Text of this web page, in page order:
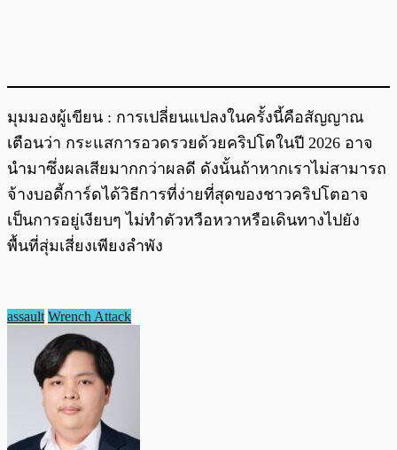
มุมมองผู้เขียน : การเปลี่ยนแปลงในครั้งนี้คือสัญญาณ
เตือนว่า กระแสการอวดรวยด้วยคริปโตในปี 2026 อาจ
นำมาซึ่งผลเสียมากกว่าผลดี ดังนั้นถ้าหากเราไม่สามารถ
จ้างบอดี้การ์ดได้วิธีการที่ง่ายที่สุดของชาวคริปโตอาจ
เป็นการอยู่เงียบๆ ไม่ทำตัวหวือหวาหรือเดินทางไปยัง
พื้นที่สุ่มเสี่ยงเพียงลำพัง
assault Wrench Attack